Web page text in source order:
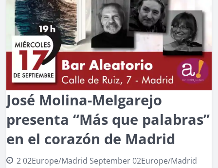
José Molina-Melgarejo
presenta “Más que palabras”
en el corazón de Madrid
2 02Europe/Madrid September 02Europe/Madrid